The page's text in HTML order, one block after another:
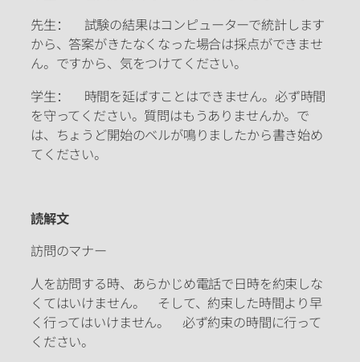
先生： 試験の結果はコンピューターで統計します
から、答案がきたなくなった場合は採点ができませ
ん。ですから、気をつけてください。
学生： 時間を延ばすことはできません。必ず時間
を守ってください。質問はもうありませんか。で
は、ちょうど開始のベルが鳴りましたから書き始め
てください。
読解文
訪問のマナー
人を訪問する時、あらかじめ電話で日時を約束しな
くてはいけません。 そして、約束した時間より早
く行ってはいけません。 必ず約束の時間に行って
ください。